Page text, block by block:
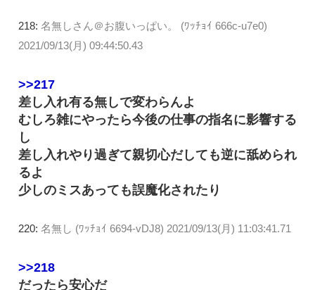
218: 名無しさん＠お腹いっぱい。 (ﾜｯﾁｮｲ 666c-u7e0)
2021/09/13(月) 09:44:50.43
>>217
差し入れ有る無しで変わらんよ
むしろ雑にやったら今後の仕事の指名に影響する
し
差し入れやり過ぎて親切心だしても逆に舐められ
るよ
少しのミスあっても誤魔化されたり
220: 名無し (ﾜｯﾁｮｲ 6694-vDJ8) 2021/09/13(月) 11:03:41.71
>>218
だったら安心だ